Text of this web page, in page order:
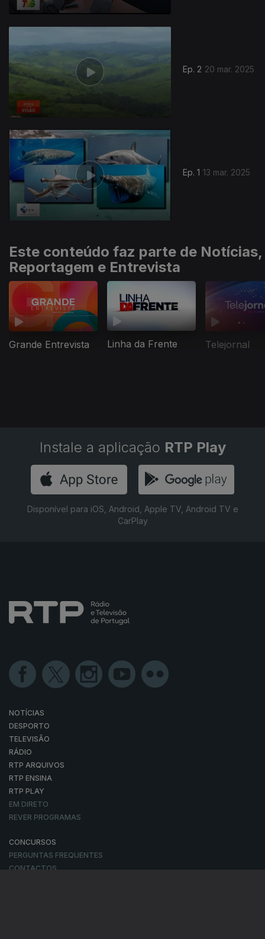
Ep. 2 20 mar. 2025
Ep. 1 13 mar. 2025
Este conteúdo faz parte de Notícias,
Reportagem e Entrevista
Grande Entrevista Linha da Frente Telejornal
Instale a aplicação RTP Play
Disponível para iOS, Android, Apple TV, Android TV e
CarPlay
NOTÍCIAS
DESPORTO
TELEVISÃO
RÁDIO
RTP ARQUIVOS
RTP ENSINA
RTP PLAY
EM DIRETO
REVER PROGRAMAS
CONCURSOS
PERGUNTAS FREQUENTES
CONTACTOS